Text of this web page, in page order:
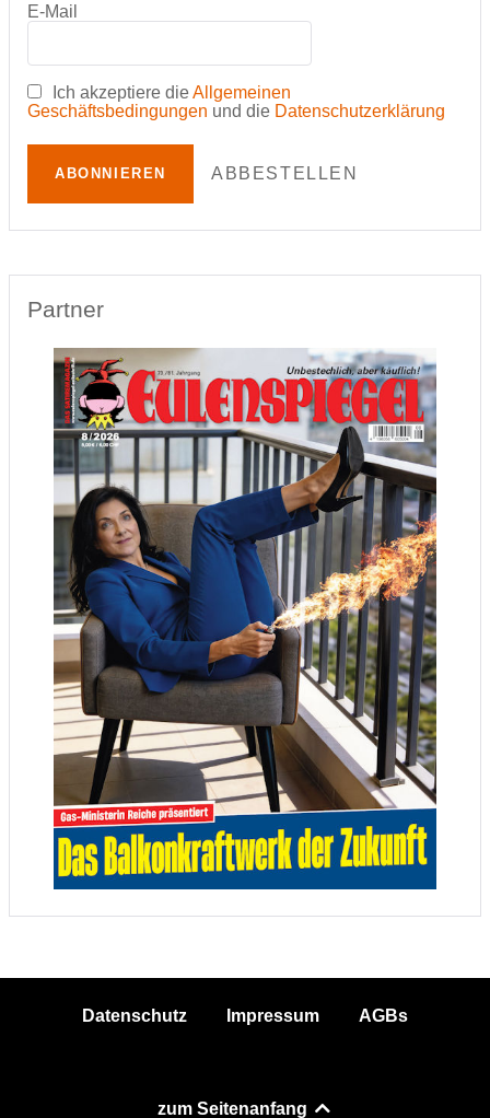
E-Mail
Ich akzeptiere dieAllgemeinen
Geschäftsbedingungen und die Datenschutzerklärung
ABONNIEREN ABBESTELLEN
Partner
Datenschutz Impressum AGBs
zum Seitenanfang